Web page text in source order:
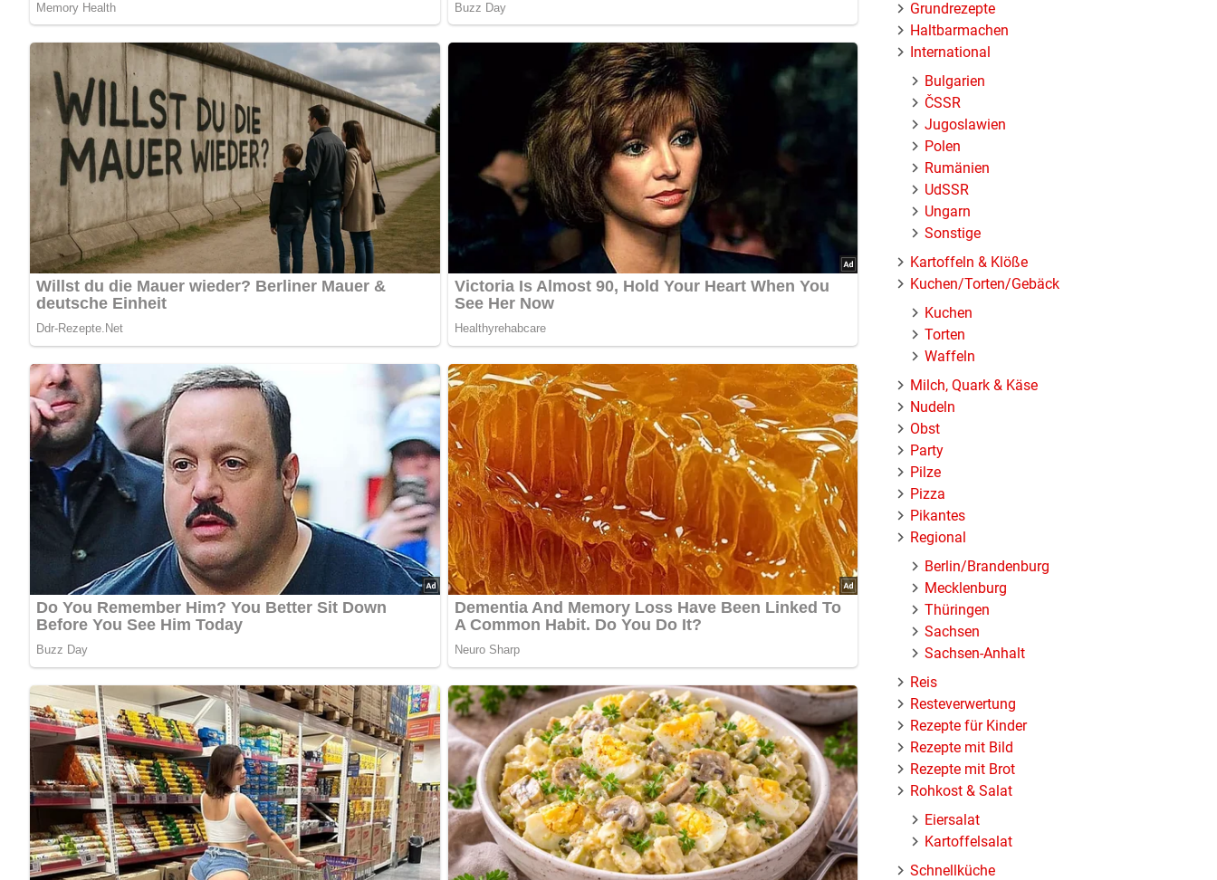
kaltem Wasser abspülen, abtrocknen und in einer Pfanne in heißem Öl auf beiden Seiten anbraten. Salzen und pfeffern und mit
dazwischenstreuen. Anstelle von Tomatenscheiben kann auch Tomatenmark verwendet werden. Zum Schluß mit Reibekäse
vermischte Semmelbrösel darüberstreuen, Butterflöckchen daraufsetzen und 10 bis 15 Minuten im vorgeheizten Ofen überbacken.
Das Gericht paßt als Beilage zu Fisch- und Fleischgerichten.
Nach: Bigos, Pizza, Spaghetti, Verlag für die Frau, Leipzig, DDR, 1988
Abonniere jetzt unseren Newsletter!
Kein Spam, kein Bullshit, keine Weitergabe deiner Mailadresse an Dritte!
Jetzt Sterne vergeben – Rezept bewerten
5/5(6 Bewertung)
Grundrezepte
Haltbarmachen
International
Bulgarien
ČSSR
Jugoslawien
Polen
Rumänien
UdSSR
Ungarn
Sonstige
Kartoffeln & Klöße
Kuchen/Torten/Gebäck
Kuchen
Torten
Waffeln
Milch, Quark & Käse
Nudeln
Obst
Party
Pilze
Pizza
Pikantes
Regional
Berlin/Brandenburg
Mecklenburg
Thüringen
Sachsen
Sachsen-Anhalt
Reis
Resteverwertung
Rezepte für Kinder
Rezepte mit Bild
Rezepte mit Brot
Rohkost & Salat
Eiersalat
Kartoffelsalat
Schnellküche